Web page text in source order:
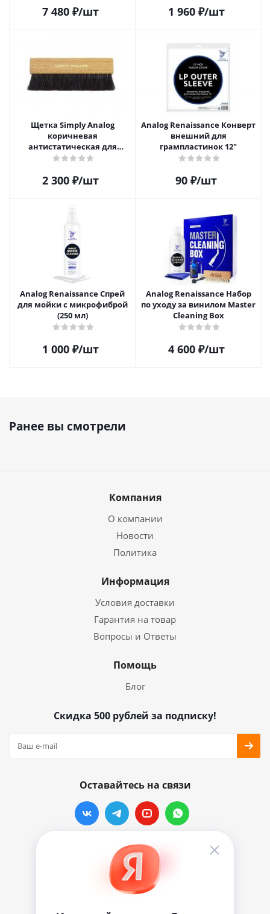
7 480₽/шт 1 960₽/шт
Щетка Simply Analog
коричневая
антистатическая для
чистки виниловых
2 300₽/шт
Analog Renaissance Конверт
внешний для
грампластинок 12"
90 ₽/шт
Analog Renaissance Спрей
для мойки с микрофиброй
(250 мл)
1 000₽/шт
Analog Renaissance Набор
по уходу за винилом Master
Cleaning Box
4 600₽/шт
Ранее вы смотрели
Компания
О компании
Новости
Политика
Информация
Условия доставки
Гарантия на товар
Вопросы и Ответы
Помощь
Блог
Скидка 500 рублей за подписку!
Оставайтесь на связи
Наши контакты
info@vinylmarkt.ru